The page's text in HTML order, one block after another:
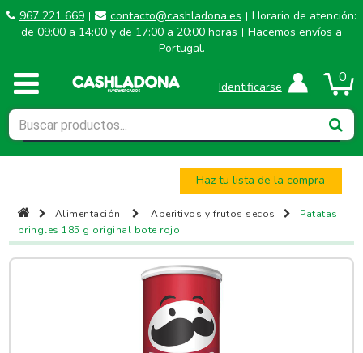
967 221 669 | contacto@cashladona.es | Horario de atención:
de 09:00 a 14:00 y de 17:00 a 20:00 horas | Hacemos envíos a
Portugal.
0
Identificarse
Haz tu lista de la compra
Alimentación Aperitivos y frutos secos
Patatas
pringles 185 g original bote rojo